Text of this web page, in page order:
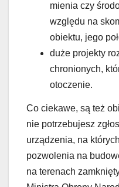
mienia czy
względu na
obiektu, jego
duże projekty
chronionych,
otoczenie.
Co ciekawe, są też
nie potrzebujesz
urządzenia, na
pozwolenia na
na terenach